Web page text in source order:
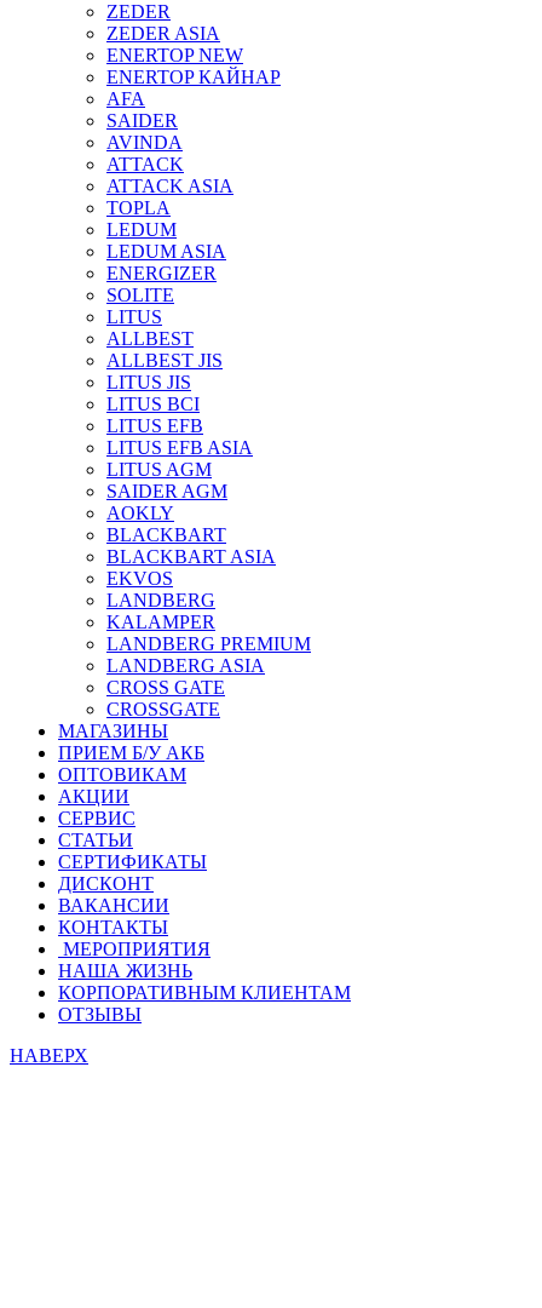
ZEDER
ZEDER ASIA
ENERTOP NEW
ENERTOP КАЙНАР
AFA
SAIDER
AVINDA
ATTACK
ATTACK ASIA
TOPLA
LEDUM
LEDUM ASIA
ENERGIZER
SOLITE
LITUS
ALLBEST
ALLBEST JIS
LITUS JIS
LITUS BCI
LITUS EFB
LITUS EFB ASIA
LITUS AGM
SAIDER AGM
AOKLY
BLACKBART
BLACKBART ASIA
EKVOS
LANDBERG
KALAMPER
LANDBERG PREMIUM
LANDBERG ASIA
CROSS GATE
CROSSGATE
МАГАЗИНЫ
ПРИЕМ Б/У АКБ
ОПТОВИКАМ
АКЦИИ
СЕРВИС
СТАТЬИ
СЕРТИФИКАТЫ
ДИСКОНТ
ВАКАНСИИ
КОНТАКТЫ
МЕРОПРИЯТИЯ
НАША ЖИЗНЬ
КОРПОРАТИВНЫМ КЛИЕНТАМ
ОТЗЫВЫ
НАВЕРХ